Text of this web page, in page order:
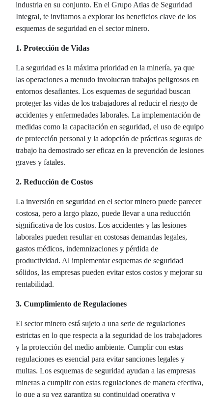
industria en su conjunto. En el Grupo Atlas de Seguridad
Integral, te invitamos a explorar los beneficios clave de los
esquemas de seguridad en el sector minero.
1. Protección de Vidas
La seguridad es la máxima prioridad en la minería, ya que
las operaciones a menudo involucran trabajos peligrosos en
entornos desafiantes. Los esquemas de seguridad buscan
proteger las vidas de los trabajadores al reducir el riesgo de
accidentes y enfermedades laborales. La implementación de
medidas como la capacitación en seguridad, el uso de equipo
de protección personal y la adopción de prácticas seguras de
trabajo ha demostrado ser eficaz en la prevención de lesiones
graves y fatales.
2. Reducción de Costos
La inversión en seguridad en el sector minero puede parecer
costosa, pero a largo plazo, puede llevar a una reducción
significativa de los costos. Los accidentes y las lesiones
laborales pueden resultar en costosas demandas legales,
gastos médicos, indemnizaciones y pérdida de
productividad. Al implementar esquemas de seguridad
sólidos, las empresas pueden evitar estos costos y mejorar su
rentabilidad.
3. Cumplimiento de Regulaciones
El sector minero está sujeto a una serie de regulaciones
estrictas en lo que respecta a la seguridad de los trabajadores
y la protección del medio ambiente. Cumplir con estas
regulaciones es esencial para evitar sanciones legales y
multas. Los esquemas de seguridad ayudan a las empresas
mineras a cumplir con estas regulaciones de manera efectiva,
lo que a su vez garantiza su continuidad operativa y